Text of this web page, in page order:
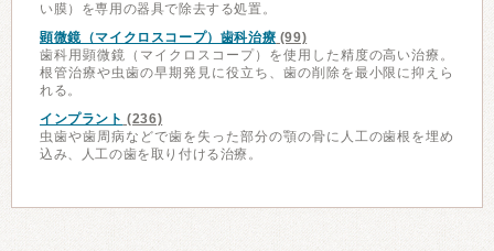
い膜）を専用の器具で除去する処置。
顕微鏡（マイクロスコープ）歯科治療 (99)
歯科用顕微鏡（マイクロスコープ）を使用した精度の高い治療。
根管治療や虫歯の早期発見に役立ち、歯の削除を最小限に抑えら
れる。
インプラント (236)
虫歯や歯周病などで歯を失った部分の顎の骨に人工の歯根を埋め
込み、人工の歯を取り付ける治療。